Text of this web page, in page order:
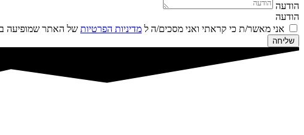
הודעה
הודעה
אני מאשר/ת כי קראתי ואני מסכים/ה ל מדיניות הפרטיות של האתר שמופיעה
שליחה